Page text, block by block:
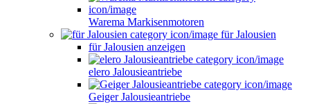
Warema Markisenmotoren
für Jalousien
für Jalousien anzeigen
elero Jalousieantriebe
Geiger Jalousieantriebe